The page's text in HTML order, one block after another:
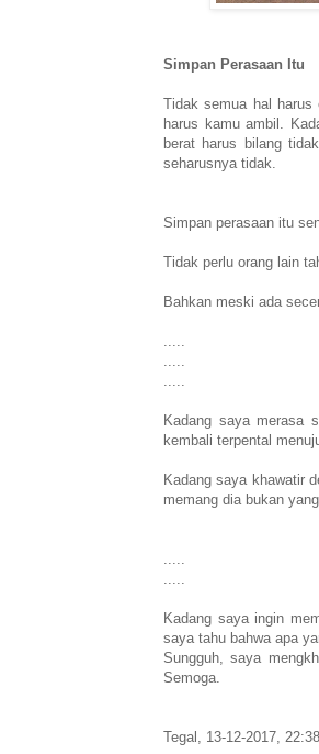
Simpan Perasaan Itu
Tidak semua hal harus
harus kamu ambil.
berat harus bilang
seharusnya tidak.
Simpan perasaan itu
Tidak perlu orang lain
Bahkan meski ada
.....
.....
.....
Kadang saya merasa
kembali terpental
Kadang saya khawatir
memang dia bukan
.....
.....
Kadang saya ingin
saya tahu bahwa apa
Sungguh, saya
Semoga.
Tegal, 13-12-2017, 22:38